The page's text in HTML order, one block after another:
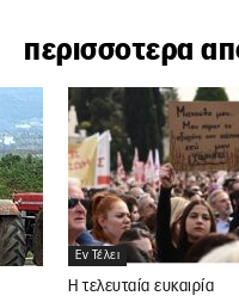
περισσοτερα
Εν Τέλει
Η τελευταία ευκαιρία